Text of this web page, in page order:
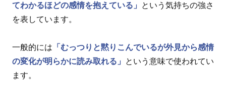
てわかるほどの感情を抱えている」
という気持ちの強さ
を表しています。
一般的には 「むっつりと黙りこんでいるが外見から感情
の変化が明らかに読み取れる」
という意味で使われてい
ます。